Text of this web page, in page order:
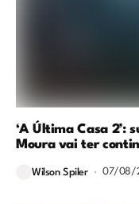
‘A Última Casa 2’:
Moura vai ter
Wilson Spiler 07/08/